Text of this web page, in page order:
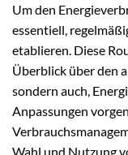
Um den
essentiell,
etablieren. Diese
Überblick über den
sondern auch,
Anpassungen
Wahl und Nutzung